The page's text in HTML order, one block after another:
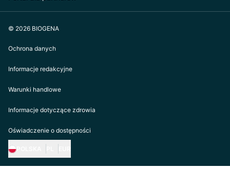
© 2026 BIOGENA
Ochrona danych
Informacje redakcyjne
Warunki handlowe
Informacje dotyczące zdrowia
Oświadczenie o dostępności
https://biogena.com/de-at